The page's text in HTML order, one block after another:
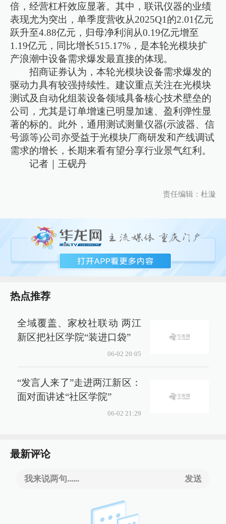
倍，经营杠杆效应显著。其中，联讯仪器的业绩
表现尤为突出，单季度营收从2025Q1的2.01亿元
跃升至4.88亿元，归母净利润从0.19亿元增至
1.19亿元，同比增长515.17%，是本轮光模块扩
产浪潮中设备需求爆发最直接的体现。
招商证券认为，本轮光模块设备需求爆发的
驱动力具有较强持续性。建议重点关注在光模块
测试及自动化组装设备领域具备核心技术壁垒的
公司，尤其是订单增速已明显加速、盈利弹性显
著的标的。此外，通用测试测量仪器(示波器、信
号源等)公司亦受益于光模块厂商研发和产线调试
需求的增长，长期来看有望分享行业景气红利。
记者｜王砚丹
责任编辑：杜漩
热点推荐
全域覆盖、家校社联动 两江
新区把社区学院“装进口袋”
06-02 20:05
“发言人来了”走进两江新区：
面对面讲述“社区学院”
06-02 21:29
最新评论
我来说两句...... 发送